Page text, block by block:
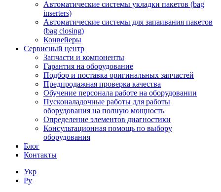
Автоматические системы укладки пакетов (bag
inserters)
Автоматические системы для запаивания пакетов
(bag closing)
Конвейеры
Сервисный центр
Запчасти и компоненты
Гарантия на оборудование
Подбор и поставка оригинальных запчастей
Предпродажная проверка качества
Обучение персонала работе на оборудовании
Пусконаладочные работы для работы
оборудования на полную мощность
Определение элементов диагностики
Консультационная помощь по выбору
оборудования
Блог
Контакты
Укр
Ру